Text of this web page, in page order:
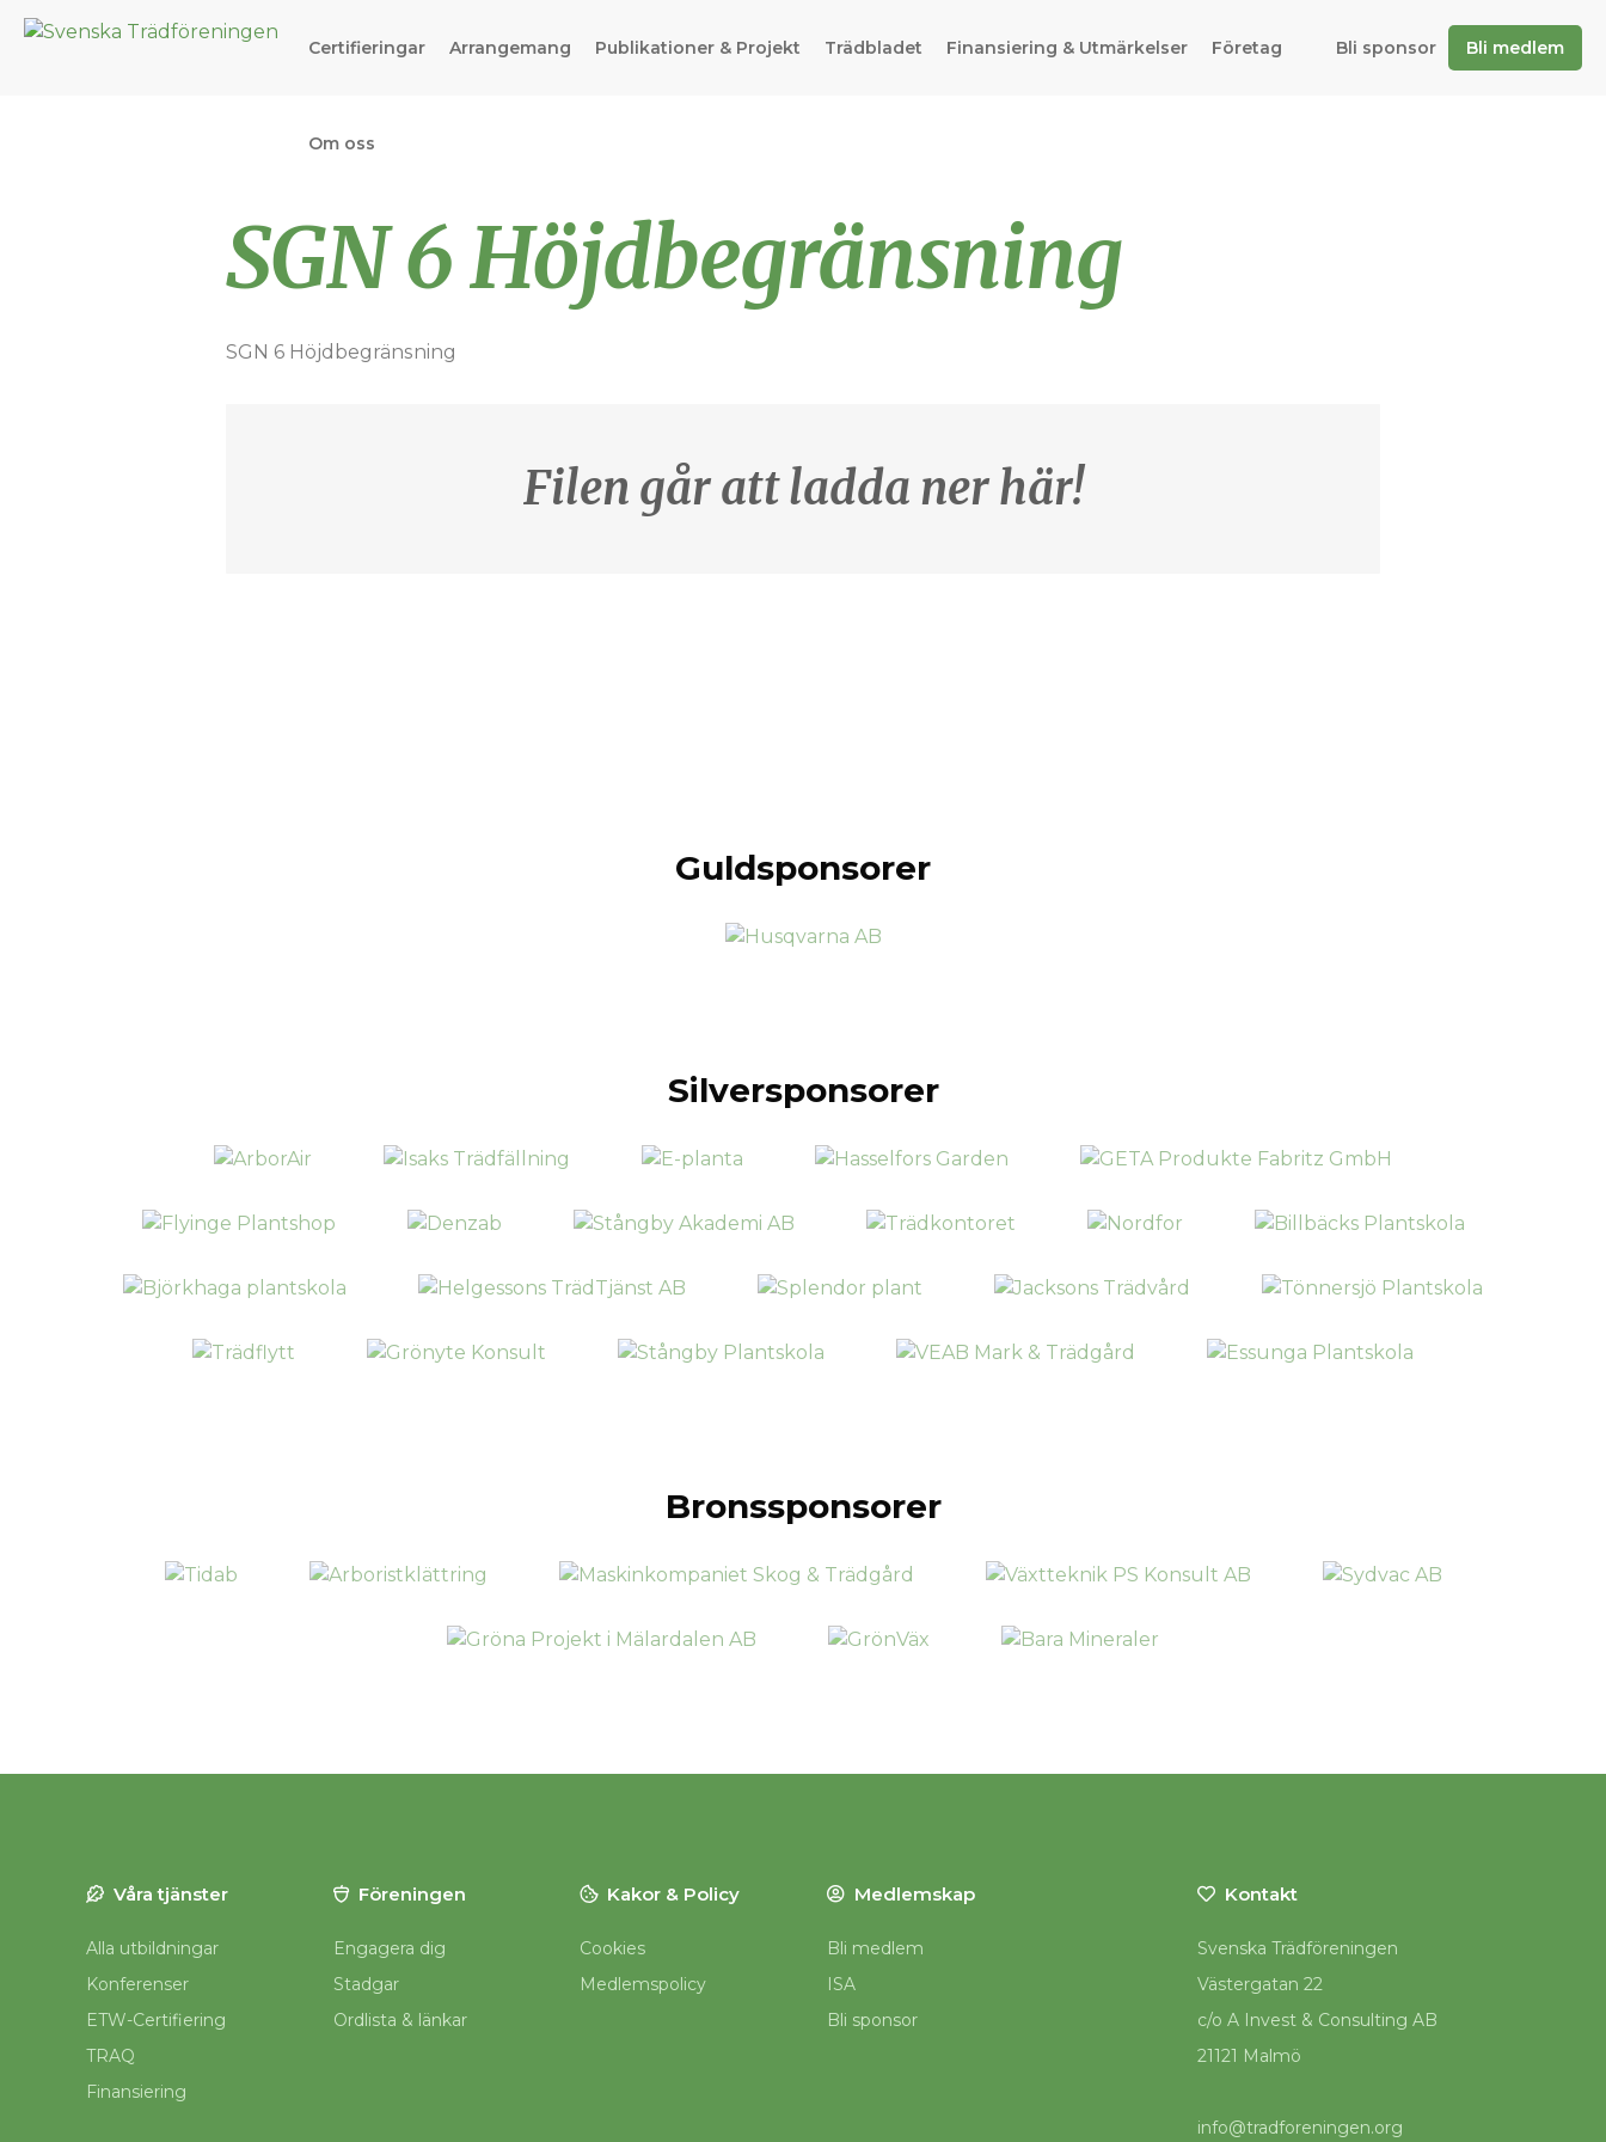
Certifieringar Arrangemang Publikationer & Projekt Trädbladet Finansiering & Utmärkelser Företag
Om oss
Bli sponsor Bli medlem
SGN 6 Höjdbegränsning
SGN 6 Höjdbegränsning
Filen går att ladda ner här!
Guldsponsorer
Silversponsorer
Bronssponsorer
Våra tjänster
Alla utbildningar
Konferenser
ETW-Certifiering
TRAQ
Finansiering
Föreningen
Engagera dig
Stadgar
Ordlista & länkar
Kakor & Policy
Cookies
Medlemspolicy
Medlemskap
Bli medlem
ISA
Bli sponsor
Kontakt
Svenska Trädföreningen
Västergatan 22
c/o A Invest & Consulting AB
21121 Malmö
info@tradforeningen.org